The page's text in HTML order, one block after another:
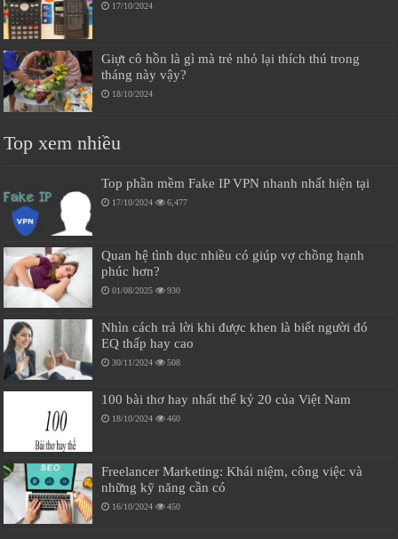
17/10/2024
Giựt cô hồn là gì mà trẻ nhỏ lại thích thú trong
tháng này vậy?
18/10/2024
Top xem nhiều
Top phần mềm Fake IP VPN nhanh nhất hiện tại
17/10/2024 6,477
Quan hệ tình dục nhiều có giúp vợ chồng hạnh
phúc hơn?
01/08/2025 930
Nhìn cách trả lời khi được khen là biết người đó
EQ thấp hay cao
30/11/2024 508
100 bài thơ hay nhất thế kỷ 20 của Việt Nam
18/10/2024 460
Freelancer Marketing: Khái niệm, công việc và
những kỹ năng cần có
16/10/2024 450